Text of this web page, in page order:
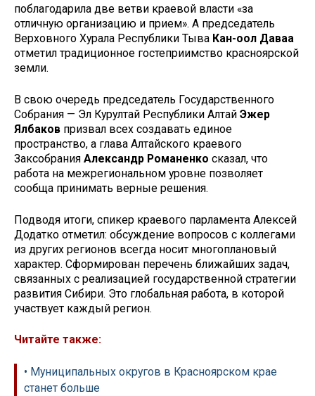
поблагодарила две ветви краевой власти «за
отличную организацию и прием». А председатель
Верховного Хурала Республики Тыва Кан-оол Даваа
отметил традиционное гостеприимство красноярской
земли.
В свою очередь председатель Государственного
Собрания — Эл Курултай Республики Алтай Эжер
Ялбаков призвал всех создавать единое
пространство, а глава Алтайского краевого
Заксобрания Александр Романенко сказал, что
работа на межрегиональном уровне позволяет
сообща принимать верные решения.
Подводя итоги, спикер краевого парламента Алексей
Додатко отметил: обсуждение вопросов с коллегами
из других регионов всегда носит многоплановый
характер. Сформирован перечень ближайших задач,
связанных с реализацией государственной стратегии
развития Сибири. Это глобальная работа, в которой
участвует каждый регион.
Читайте также:
• Муниципальных округов в Красноярском крае
станет больше